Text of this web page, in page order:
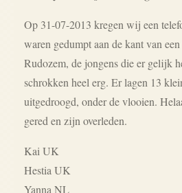
Op 31-07-2013 kregen wij een
waren gedumpt aan de kant van
Rudozem, de jongens die er gelijk
schrokken heel erg. Er lagen 13
uitgedroogd, onder de vlooien.
gered en zijn overleden.
Kai UK
Hestia UK
Yanna NL